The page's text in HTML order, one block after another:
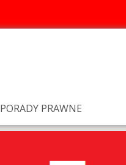
PORADY PRAWNE